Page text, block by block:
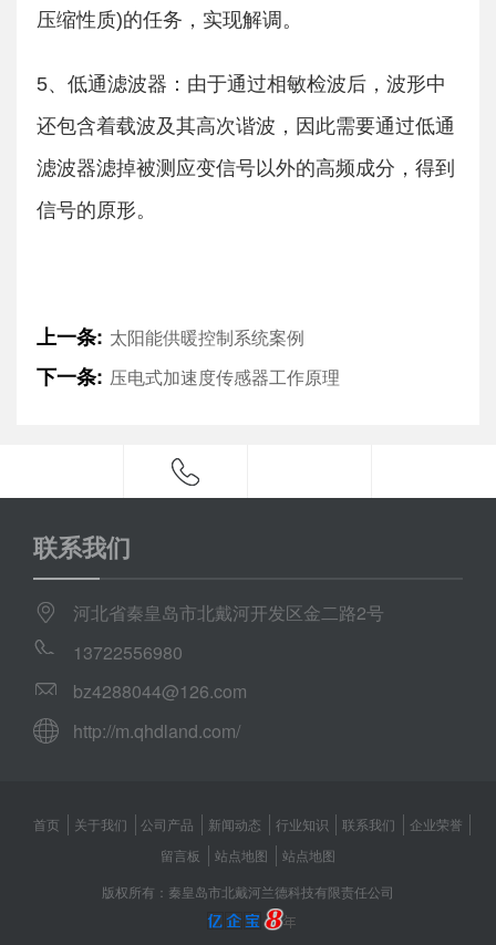
压缩性质)的任务，实现解调。
5、低通滤波器：由于通过相敏检波后，波形中
还包含着载波及其高次谐波，因此需要通过低通
滤波器滤掉被测应变信号以外的高频成分，得到
信号的原形。
上一条: 太阳能供暖控制系统案例
下一条: 压电式加速度传感器工作原理
联系我们
河北省秦皇岛市北戴河开发区金二路2号
13722556980
bz4288044@126.com
http://m.qhdland.com/
首页 关于我们 公司产品 新闻动态 行业知识 联系我们
企业荣誉
留言板
站点地图
站点地图
版权所有：秦皇岛市北戴河兰德科技有限责任公司